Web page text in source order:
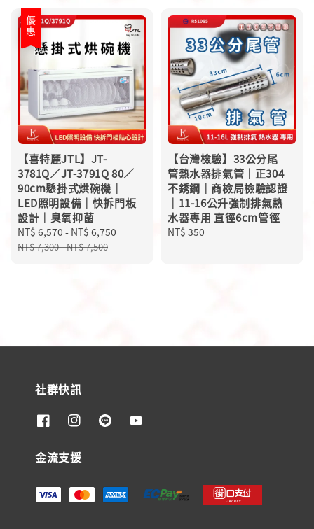
優惠
【喜特麗JTL】JT-
3781Q／JT-3791Q 80／
90cm懸掛式烘碗機｜
LED照明設備｜快拆門板
設計｜臭氧抑菌
Sale
price
NT$ 6,570 - NT$ 6,750
NT$ 7,300-NT$ 7,500
【台灣檢驗】33公分尾
管熱水器排氣管｜正304
不銹鋼｜商檢局檢驗認證
｜11-16公升強制排氣熱
水器專用 直徑6cm管徑
Regular
NT$ 350
社群快訊
金流支援